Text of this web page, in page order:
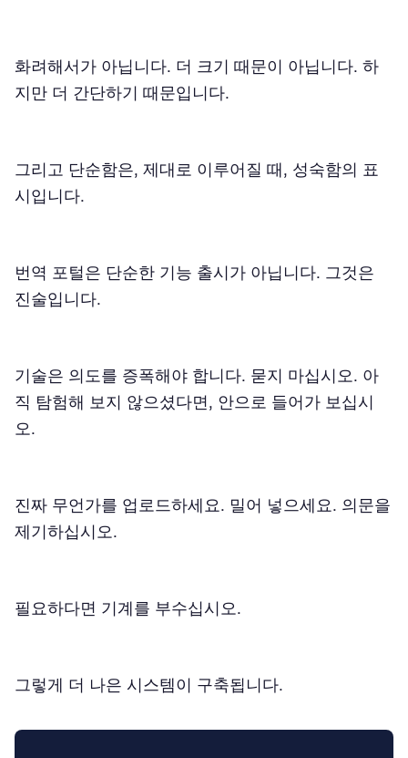
화려해서가 아닙니다. 더 크기 때문이 아닙니다. 하
지만 더 간단하기 때문입니다.
그리고 단순함은, 제대로 이루어질 때, 성숙함의 표
시입니다.
번역 포털은 단순한 기능 출시가 아닙니다. 그것은
진술입니다.
기술은 의도를 증폭해야 합니다. 묻지 마십시오. 아
직 탐험해 보지 않으셨다면, 안으로 들어가 보십시
오.
진짜 무언가를 업로드하세요. 밀어 넣으세요. 의문을
제기하십시오.
필요하다면 기계를 부수십시오.
그렇게 더 나은 시스템이 구축됩니다.